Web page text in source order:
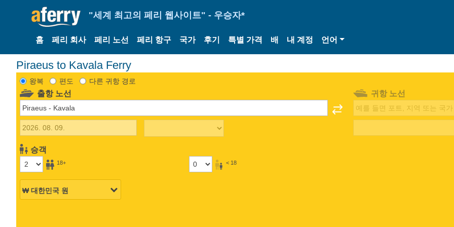
"세계 최고의 페리 웹사이트" - 우승자*
홈 페리 회사 페리 노선 페리 항구 국가 후기 특별 가격 배 내 계정 언어
Piraeus to Kavala Ferry
왕복 편도 다른 귀항 경로
출항 노선
승객
18+ < 18
귀항 노선